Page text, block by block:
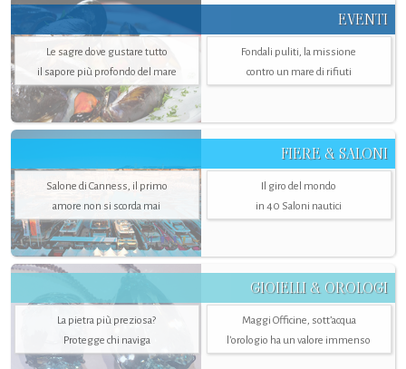
EVENTI
Le sagre dove gustare tutto
il sapore più profondo del mare
Fondali puliti, la missione
contro un mare di rifiuti
FIERE & SALONI
Salone di Canness, il primo
amore non si scorda mai
Il giro del mondo
in 40 Saloni nautici
GIOIELLI & OROLOGI
La pietra più preziosa?
Protegge chi naviga
Maggi Officine, sott’acqua
l'orologio ha un valore immenso